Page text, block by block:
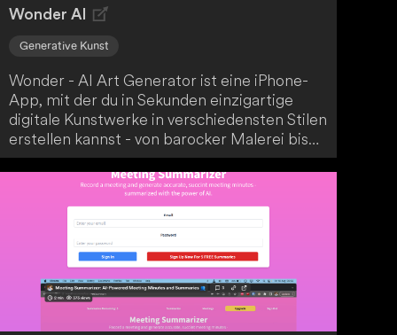
Wonder AI
Generative Kunst
Wonder - AI Art Generator ist eine iPhone-
App, mit der du in Sekunden einzigartige
digitale Kunstwerke in verschiedensten Stilen
erstellen kannst - von barocker Malerei bis
hin zu futuristischen Landschaften. Teile
deine Kreationen auf Social Media oder
nutze sie als Lockscreen-Bild, um deine
Kreativität zu zeigen. Lass dich von den
Wundern der KI-Technologie inspirieren!